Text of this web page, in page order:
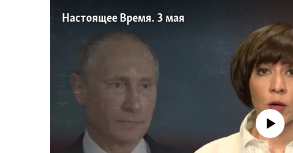
Настоящее Время. 3 мая
No media source